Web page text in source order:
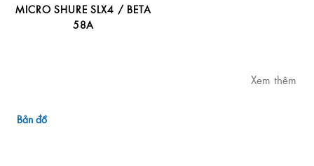
MICRO SHURE SLX4 / BETA
58A
Xem thêm
Bản đồ